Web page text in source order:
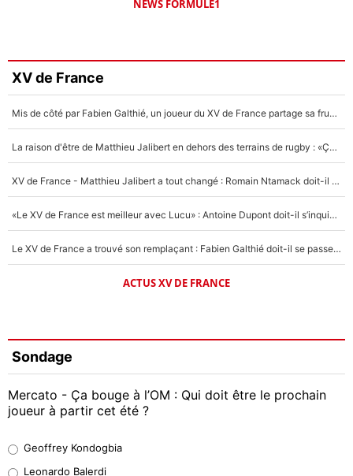
NEWS FORMULE1
XV de France
Mis de côté par Fabien Galthié, un joueur du XV de France partage sa frustration : «ils ne me l’ont pas dit tout de suite»
La raison d'être de Matthieu Jalibert en dehors des terrains de rugby : «Ça m'atteint autant que si tu touches à un membre de ma famille»
XV de France - Matthieu Jalibert a tout changé : Romain Ntamack doit-il s’inquiéter pour sa place à un an de la Coupe du monde ?
«Le XV de France est meilleur avec Lucu» : Antoine Dupont doit-il s’inquiéter pour sa place ?
Le XV de France a trouvé son remplaçant : Fabien Galthié doit-il se passer d'Antoine Dupont ?
ACTUS XV DE FRANCE
Sondage
Mercato - Ça bouge à l’OM : Qui doit être le prochain
joueur à partir cet été ?
38%
Geoffrey Kondogbia
Leonardo Balerdi